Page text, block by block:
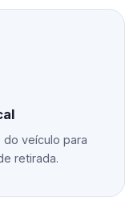
do veículo para
retirada.